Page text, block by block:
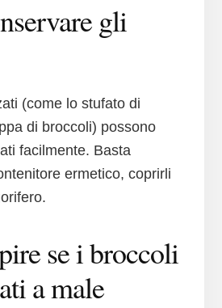
gli
(come lo stufato di
di broccoli) possono
facilmente. Basta
ermetico, coprirli
se i broccoli
a male